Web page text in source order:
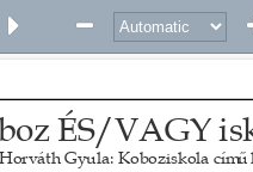
ÉS/VAGY
Gyula: Koboziskola című